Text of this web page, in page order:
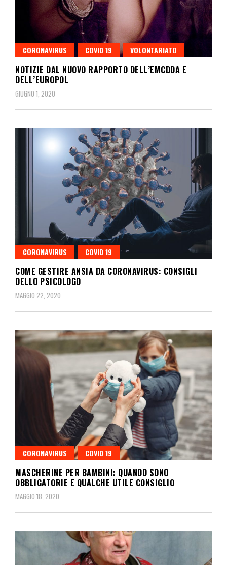
CORONAVIRUS COVID 19 VOLONTARIATO
NOTIZIE DAL NUOVO RAPPORTO DELL’EMCDDA E
DELL’EUROPOL
GIUGNO 1, 2020
CORONAVIRUS COVID 19
COME GESTIRE ANSIA DA CORONAVIRUS: CONSIGLI
DELLO PSICOLOGO
MAGGIO 22, 2020
CORONAVIRUS COVID 19
MASCHERINE PER BAMBINI: QUANDO SONO
OBBLIGATORIE E QUALCHE UTILE CONSIGLIO
MAGGIO 18, 2020